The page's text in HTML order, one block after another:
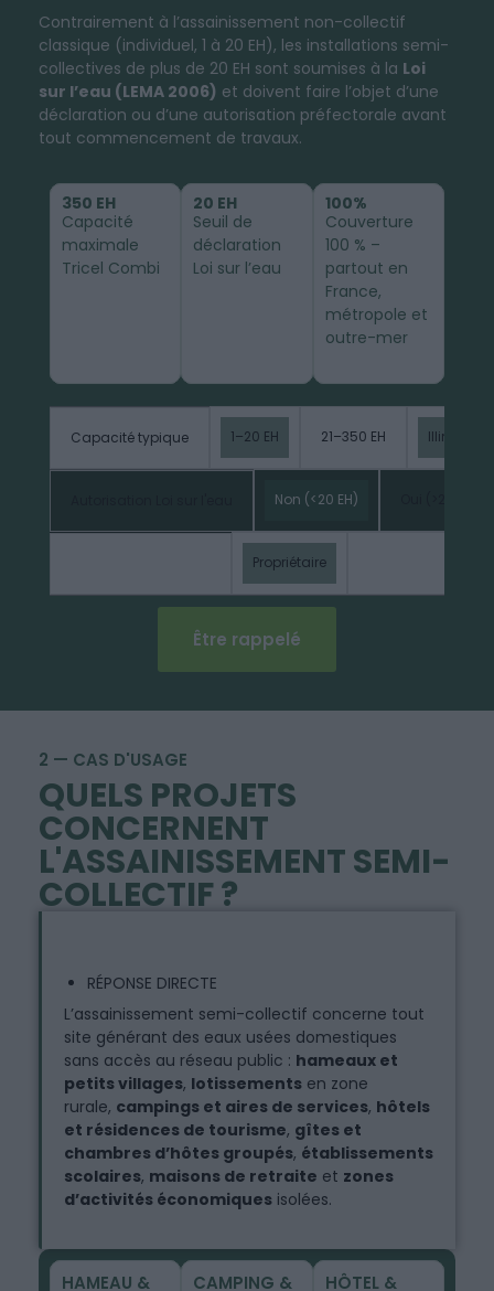
Contrairement à l’assainissement non-collectif
classique (individuel, 1 à 20 EH), les installations semi-
collectives de plus de 20 EH sont soumises à la Loi
sur l’eau (LEMA 2006) et doivent faire l’objet d’une
déclaration ou d’une autorisation préfectorale avant
tout commencement de travaux.
350 EH
Capacité
maximale
Tricel Combi
20 EH
Seuil de
déclaration
Loi sur l’eau
100%
Couverture
100 % –
partout en
France,
métropole et
outre-mer
Capacité typique 1–20 EH 21–350 EH Illimitée
Non (<20 EH)
Propriétaire
Être rappelé
2 — CAS D'USAGE
QUELS PROJETS
CONCERNENT
L'ASSAINISSEMENT SEMI-
COLLECTIF ?
RÉPONSE DIRECTE
L’assainissement semi-collectif concerne tout
site générant des eaux usées domestiques
sans accès au réseau public : hameaux et
petits villages, lotissements en zone
rurale, campings et aires de services, hôtels
et résidences de tourisme, gîtes et
chambres d’hôtes groupés, établissements
scolaires, maisons de retraite et zones
d’activités économiques isolées.
HAMEAU & CAMPING & HÔTEL &